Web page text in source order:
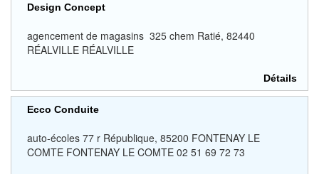
Design Concept
agencement de magasins 325 chem Ratié, 82440
RÉALVILLE RÉALVILLE
Détails
Ecco Conduite
auto-écoles 77 r République, 85200 FONTENAY LE
COMTE FONTENAY LE COMTE 02 51 69 72 73